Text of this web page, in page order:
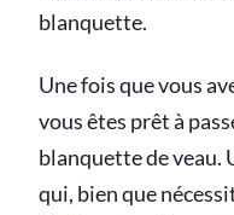
blanquette.
Une fois que vous
vous êtes prêt à
blanquette de
qui, bien que